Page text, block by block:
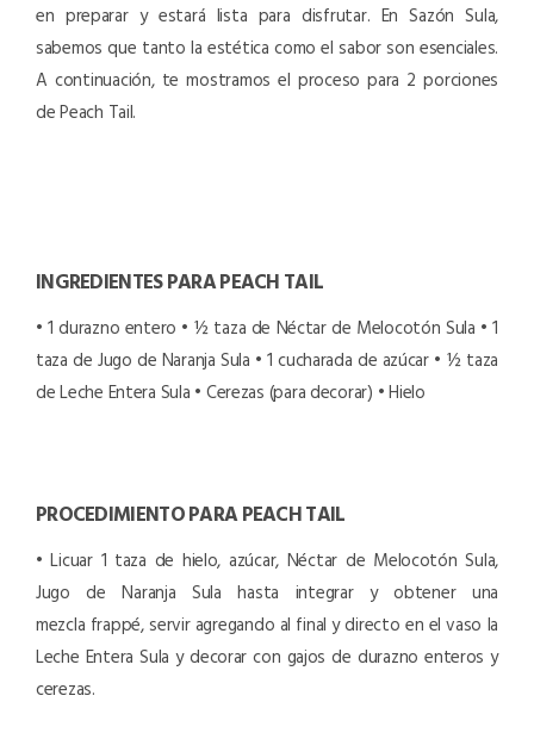
en preparar y estará lista para disfrutar. En Sazón Sula,
sabemos que tanto la estética como el sabor son esenciales.
A continuación, te mostramos el proceso para 2 porciones
de Peach Tail.
INGREDIENTES PARA PEACH TAIL
• 1 durazno entero • ½ taza de Néctar de Melocotón Sula • 1
taza de Jugo de Naranja Sula • 1 cucharada de azúcar • ½ taza
de Leche Entera Sula • Cerezas (para decorar) • Hielo
PROCEDIMIENTO PARA PEACH TAIL
• Licuar 1 taza de hielo, azúcar, Néctar de Melocotón Sula,
Jugo de Naranja Sula hasta integrar y obtener una
mezcla frappé, servir agregando al final y directo en el vaso la
Leche Entera Sula y decorar con gajos de durazno enteros y
cerezas.